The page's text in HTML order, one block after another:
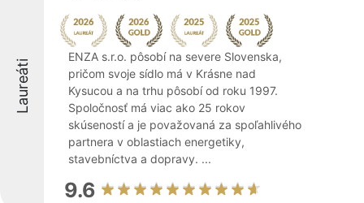
Laureáti
ENZA s.r.o. pôsobí na severe Slovenska,
pričom svoje sídlo má v Krásne nad
Kysucou a na trhu pôsobí od roku 1997.
Spoločnosť má viac ako 25 rokov
skúseností a je považovaná za spoľahlivého
partnera v oblastiach energetiky,
stavebníctva a dopravy. ...
9.6